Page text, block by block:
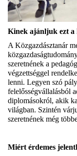
Kinek ajánljuk ezt a
A Közgazdásztanár
szeretnének a
végzettséggel
lenni. Legyen szó
felelősségvállalásból
diplomásokról, akik
világban. Szintén
szeretnének még
Miért érdemes